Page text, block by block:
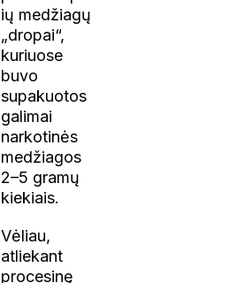
ių medžiagų
„dropai“,
kuriuose
buvo
supakuotos
galimai
narkotinės
medžiagos
2–5 gramų
kiekiais.
Vėliau,
atliekant
procesinę